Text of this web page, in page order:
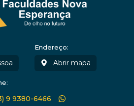
Endereço:
Abrir mapa
9 9380-6466